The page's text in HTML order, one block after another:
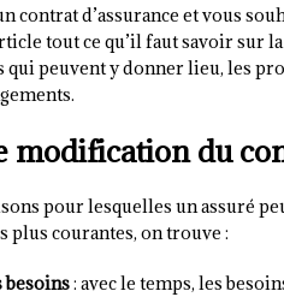
contrat d’assurance et vous
tout ce qu’il faut savoir sur la
peuvent y donner lieu, les
modification du
pour lesquelles un assuré
plus courantes, on trouve :
besoins: avec le temps, les